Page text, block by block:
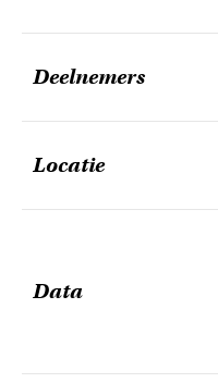
Deelnemers
Locatie
Data